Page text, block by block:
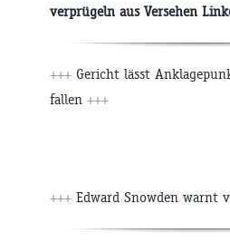
verprügeln aus Versehen
+++ Gericht lässt
fallen +++
+++ Edward Snowden warnt